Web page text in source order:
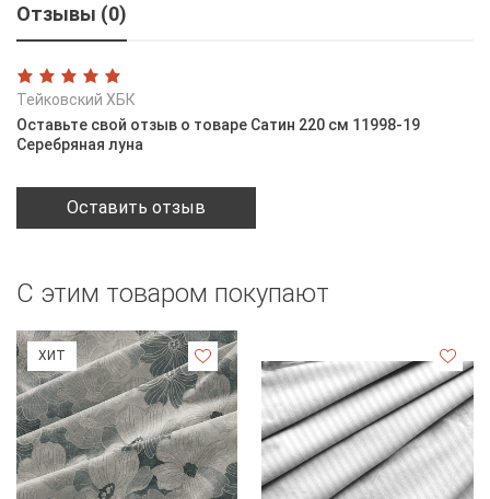
Отзывы (0)
Тейковский ХБК
Оставьте свой отзыв о товаре Сатин 220 см 11998-19
Серебряная луна
Оставить отзыв
С этим товаром покупают
ХИТ